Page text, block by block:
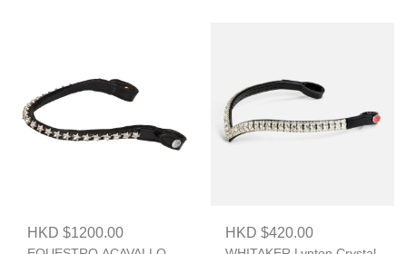
HKD $1200.00 HKD $420.00